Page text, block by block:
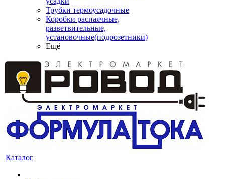
Трубки термоусадочные
Коробки распаячные,
разветвительные,
установочные(подрозетники)
Ещё
Каталог